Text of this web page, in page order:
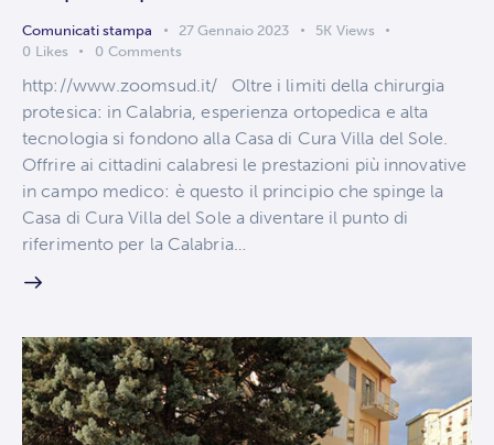
Comunicati stampa 27 Gennaio 2023 5K Views
0 Likes 0 Comments
http://www.zoomsud.it/ Oltre i limiti della chirurgia
protesica: in Calabria, esperienza ortopedica e alta
tecnologia si fondono alla Casa di Cura Villa del Sole.
Offrire ai cittadini calabresi le prestazioni più innovative
in campo medico: è questo il principio che spinge la
Casa di Cura Villa del Sole a diventare il punto di
riferimento per la Calabria…